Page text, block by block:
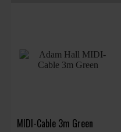
MIDI-Cable 3m Green